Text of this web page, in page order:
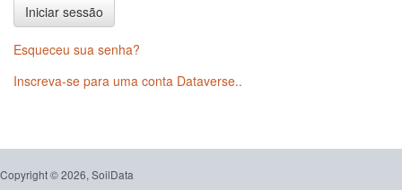
Iniciar sessão
Esqueceu sua senha?
Inscreva-se para uma conta Dataverse..
Copyright © 2026, SoilData